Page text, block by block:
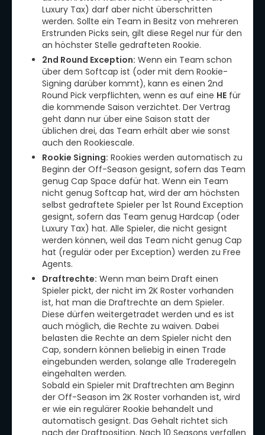
Luxury Tax) darf aber nicht überschritten
werden. Sollte ein Team in Besitz von mehreren
Erstrunden Picks sein, gilt diese Regel nur für den
an höchster Stelle gedrafteten Rookie.
2nd Round Exception: Wenn ein Team schon
über dem Softcap ist (oder mit dem Rookie-
Signing darüber kommt), kann es einen 2nd
Round Pick verpflichten, wenn es auf eine HE für
die kommende Saison verzichtet. Der Vertrag
geht dann nur über eine Saison statt der
üblichen drei, das Team erhält aber wie sonst
auch den Rookiescale.
Rookie Signing: Rookies werden automatisch zu
Beginn der Off-Season gesignt, sofern das Team
genug Cap Space dafür hat. Wenn ein Team
nicht genug Softcap hat, wird der am höchsten
selbst gedraftete Spieler per 1st Round Exception
gesignt, sofern das Team genug Hardcap (oder
Luxury Tax) hat. Alle Spieler, die nicht gesignt
werden können, weil das Team nicht genug Cap
hat (regulär oder per Exception) werden zu Free
Agents.
Draftrechte: Wenn man beim Draft einen
Spieler pickt, der nicht im 2K Roster vorhanden
ist, hat man die Draftrechte an dem Spieler.
Diese dürfen weitergetradet werden und es ist
auch möglich, die Rechte zu waiven. Dabei
belasten die Rechte an dem Spieler nicht den
Cap, sondern können beliebig in einen Trade
eingebunden werden, solange alle Traderegeln
eingehalten werden.
Sobald ein Spieler mit Draftrechten am Beginn
der Off-Season im 2K Roster vorhanden ist, wird
er wie ein regulärer Rookie behandelt und
automatisch gesignt. Das Gehalt richtet sich
nach der Draftposition. Nach 10 Seasons verfallen